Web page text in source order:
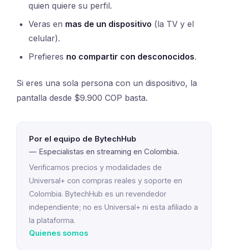
quien quiere su perfil.
Veras en mas de un dispositivo (la TV y el
celular).
Prefieres no compartir con desconocidos.
Si eres una sola persona con un dispositivo, la
pantalla desde $9.900 COP basta.
Por el equipo de BytechHub
— Especialistas en streaming en Colombia.
Verificamos precios y modalidades de
Universal+ con compras reales y soporte en
Colombia. BytechHub es un revendedor
independiente; no es Universal+ ni esta afiliado a
la plataforma.
Quienes somos